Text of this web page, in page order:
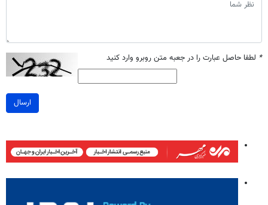
* لطفا حاصل عبارت را در جعبه متن روبرو وارد کنید
ارسال